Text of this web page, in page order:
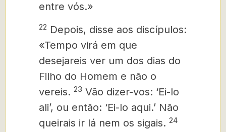
entre vós.»
22 Depois, disse aos discípulos:
«Tempo virá em que
desejareis ver um dos dias do
Filho do Homem e não o
vereis. 23 Vão dizer-vos: ‘Ei-lo
ali’, ou então: ‘Ei-lo aqui.’ Não
queirais ir lá nem os sigais. 24